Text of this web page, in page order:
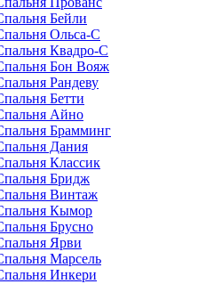
Бейли
Ольса-С
Квадро-С
Бон Вояж
Рандеву
Бетти
Айно
Брамминг
Дания
Классик
Бридж
Винтаж
Кымор
Брусно
Ярви
Марсель
Инкери